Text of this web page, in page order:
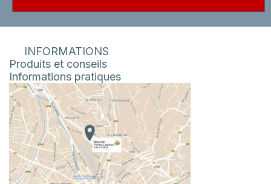
INFORMATIONS
Produits et conseils
Informations pratiques